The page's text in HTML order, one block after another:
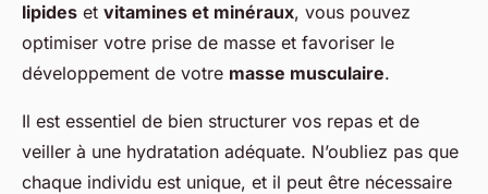
lipides et vitamines et minéraux, vous pouvez
optimiser votre prise de masse et favoriser le
développement de votre masse musculaire.
Il est essentiel de bien structurer vos repas et de
veiller à une hydratation adéquate. N’oubliez pas que
chaque individu est unique, et il peut être nécessaire